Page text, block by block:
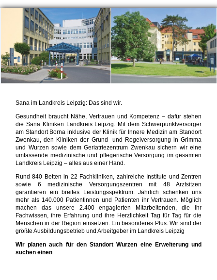
Sana im Landkreis Leipzig: Das sind wir.
Gesundheit braucht Nähe, Vertrauen und Kompetenz – dafür stehen
die Sana Kliniken Landkreis Leipzig. Mit dem Schwerpunktversorger
am Standort Borna inklusive der Klinik für Innere Medizin am Standort
Zwenkau, den Kliniken der Grund- und Regelversorgung in Grimma
und Wurzen sowie dem Geriatriezentrum Zwenkau sichern wir eine
umfassende medizinische und pflegerische Versorgung im gesamten
Landkreis Leipzig – alles aus einer Hand.
Rund 840 Betten in 22 Fachkliniken, zahlreiche Institute und Zentren
sowie 6 medizinische Versorgungszentren mit 48 Arztsitzen
garantieren ein breites Leistungsspektrum. Jährlich schenken uns
mehr als 140.000 Patientinnen und Patienten ihr Vertrauen. Möglich
machen das unsere 2.400 engagierten Mitarbeitenden, die ihr
Fachwissen, ihre Erfahrung und ihre Herzlichkeit Tag für Tag für die
Menschen in der Region einsetzen. Ein besonderes Plus: Wir sind der
größte Ausbildungsbetrieb und Arbeitgeber im Landkreis Leipzig
Wir planen auch für den Standort Wurzen eine Erweiterung und
suchen einen